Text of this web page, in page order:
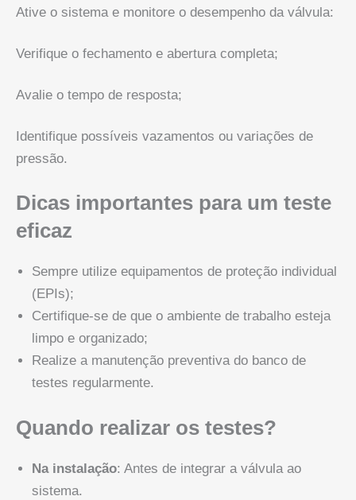
Ative o sistema e monitore o desempenho da válvula:
Verifique o fechamento e abertura completa;
Avalie o tempo de resposta;
Identifique possíveis vazamentos ou variações de
pressão.
Dicas importantes para um teste
eficaz
Sempre utilize equipamentos de proteção individual
(EPIs);
Certifique-se de que o ambiente de trabalho esteja
limpo e organizado;
Realize a manutenção preventiva do banco de
testes regularmente.
Quando realizar os testes?
Na instalação: Antes de integrar a válvula ao
sistema.